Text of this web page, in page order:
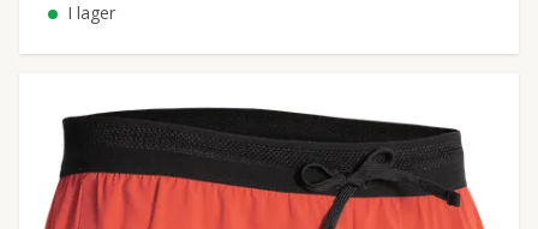
I lager